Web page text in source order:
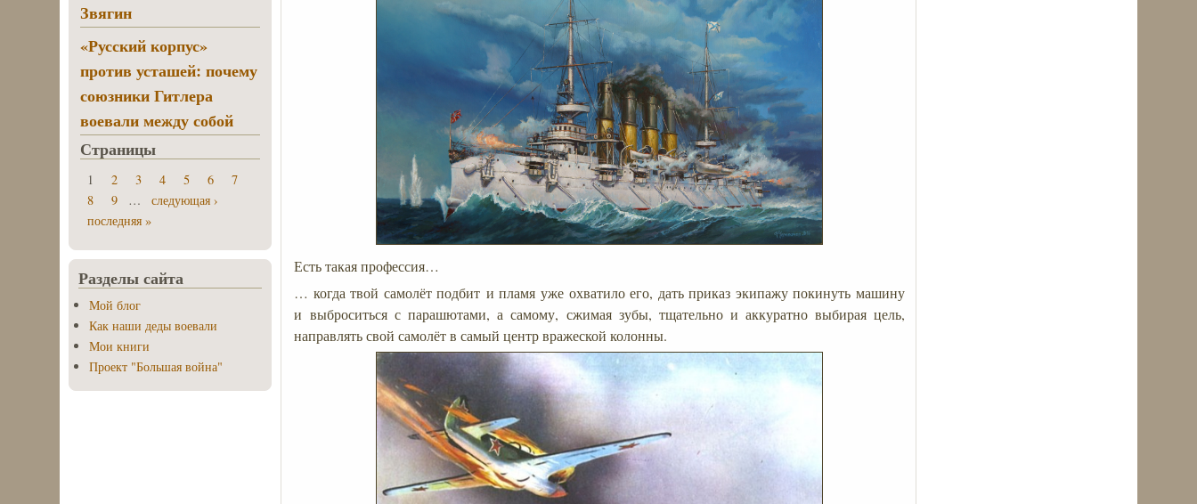
Есть такая профессия…
… когда твой самолёт подбит и пламя уже охватило его, дать приказ экипажу покинуть машину
и выброситься с парашютами, а самому, сжимая зубы, тщательно и аккуратно выбирая цель,
направлять свой самолёт в самый центр вражеской колонны.
Звягин
«Русский корпус»
против усташей: почему
союзники Гитлера
воевали между собой
Страницы
1 2 3 4 5 6
7
8
9 …
следующая ›
последняя »
Разделы сайта
Мой блог
Как наши деды воевали
Мои книги
Проект "Большая война"